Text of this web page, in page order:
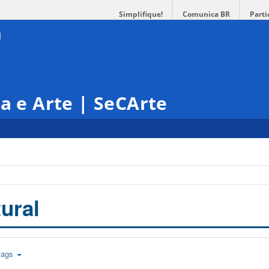
Simplifique! Comunica BR
e Arte | SeCArte